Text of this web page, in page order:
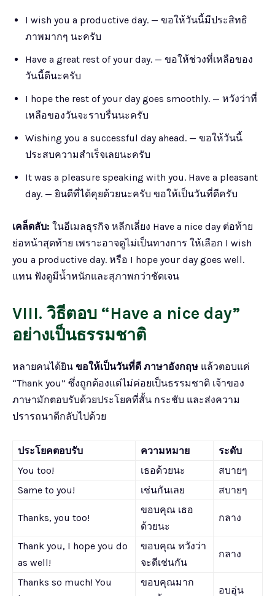
I wish you a productive day. — ขอให้วันนี้มีประสิทธิ
ภาพมากๆ นะครับ
Have a great rest of your day. — ขอให้ช่วงที่เหลือของ
วันนี้ดีนะครับ
I hope the rest of your day goes smoothly. — หวังว่าที่
เหลือของวันจะราบรื่นนะครับ
Wishing you a successful day ahead. — ขอให้วันนี้
ประสบความสำเร็จเลยนะครับ
It was a pleasure speaking with you. Have a pleasant
day. — ยินดีที่ได้คุยด้วยนะครับ ขอให้เป็นวันที่ดีครับ
เคล็ดลับ: ในอีเมลธุรกิจ หลีกเลี่ยง Have a nice day ต่อท้าย
ย่อหน้าสุดท้าย เพราะอาจดูไม่เป็นทางการ ให้เลือก I wish
you a productive day. หรือ I hope your day goes well.
แทน ฟังดูมีน้ำหนักและสุภาพกว่าชัดเจน
VIII. วิธีตอบ “Have a nice day”
อย่างเป็นธรรมชาติ
หลายคนได้ยิน ขอให้เป็นวันที่ดี ภาษาอังกฤษ แล้วตอบแค่
“Thank you” ซึ่งถูกต้องแต่ไม่ค่อยเป็นธรรมชาติ เจ้าของ
ภาษามักตอบรับด้วยประโยคที่สั้น กระชับ และส่งความ
ปรารถนาดีกลับไปด้วย
ประโยคตอบรับ ความหมาย
ระดับ
You too!
เธอด้วยนะ
สบายๆ
Same to you!
เช่นกันเลย สบายๆ
Thanks, you too!
ขอบคุณ เธอ
ด้วยนะ
กลาง
Thank you, I hope you do
as well!
ขอบคุณ หวังว่า
จะดีเช่นกัน
กลาง
Thanks so much! You
ขอบคุณมาก
อบอุ่น